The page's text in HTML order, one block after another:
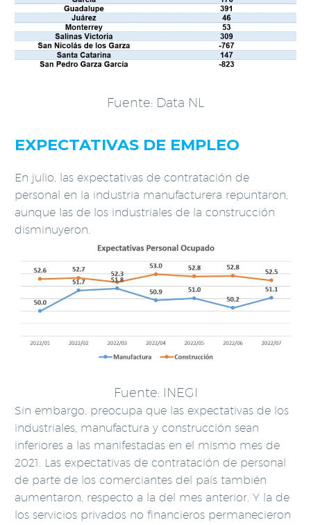
Fuente: Data NL
EXPECTATIVAS DE EMPLEO
En julio, las expectativas de contratación de
personal en la industria manufacturera repuntaron,
aunque las de los industriales de la construcción
disminuyeron.
Fuente: INEGI
Sin embargo, preocupa que las expectativas de los
industriales, manufactura y construcción sean
inferiores a las manifestadas en el mismo mes de
2021. Las expectativas de contratación de personal
de parte de los comerciantes del país también
aumentaron, respecto a la del mes anterior. Y la de
los servicios privados no financieros permanecieron